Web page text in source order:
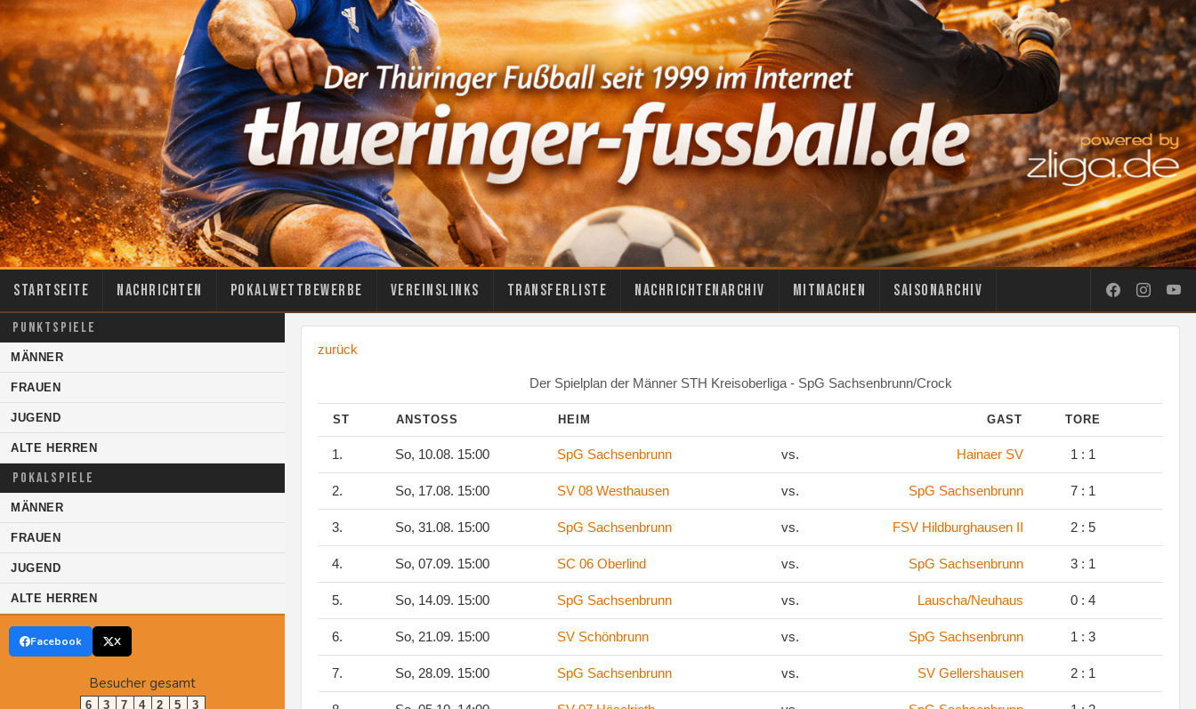
Startseite Nachrichten Pokalwettbewerbe Vereinslinks Transferliste Nachrichtenarchiv Mitmachen Saisonarchiv
PUNKTSPIELE
MÄNNER
FRAUEN
JUGEND
ALTE HERREN
POKALSPIELE
MÄNNER
FRAUEN
JUGEND
ALTE HERREN
Facebook X
Besucher gesamt
6 3 7 4 2 5 3
zurück
Der Spielplan der Männer STH Kreisoberliga - SpG Sachsenbrunn/Crock
ST ANSTOSS HEIM GAST TORE
1. So, 10.08. 15:00 SpG Sachsenbrunn vs. Hainaer SV 1 : 1
2. So, 17.08. 15:00 SV 08 Westhausen vs. SpG Sachsenbrunn 7 : 1
3. So, 31.08. 15:00 SpG Sachsenbrunn vs. FSV Hildburghausen II 2 : 5
4. So, 07.09. 15:00 SC 06 Oberlind vs. SpG Sachsenbrunn 3 : 1
5. So, 14.09. 15:00 SpG Sachsenbrunn vs. Lauscha/Neuhaus 0 : 4
6. So, 21.09. 15:00 SV Schönbrunn vs. SpG Sachsenbrunn 1 : 3
7. So, 28.09. 15:00 SpG Sachsenbrunn vs. SV Gellershausen 2 : 1